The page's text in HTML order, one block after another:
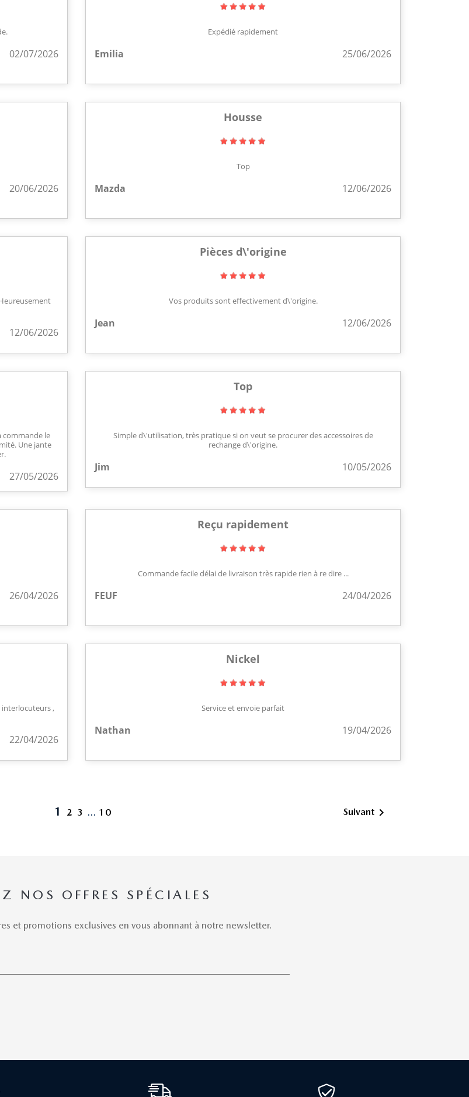
02/07/2026
Expédié rapidement
Emilia 25/06/2026
20/06/2026
Housse
Top
Mazda 12/06/2026
12/06/2026
Pièces d\'origine
Vos produits sont effectivement d\'origine.
Jean 12/06/2026
commande le
Une jante
27/05/2026
Top
Simple d\'utilisation, très pratique si on veut se procurer des accessoires de
rechange d\'origine.
Jim 10/05/2026
26/04/2026
Reçu rapidement
Commande facile délai de livraison très rapide rien à re dire ...
FEUF 24/04/2026
interlocuteurs ,
22/04/2026
Nickel
Service et envoie parfait
Nathan 19/04/2026
1 2 3 … 10 Suivant 
NOS OFFRES SPÉCIALES
et promotions exclusives en vous abonnant à notre newsletter.